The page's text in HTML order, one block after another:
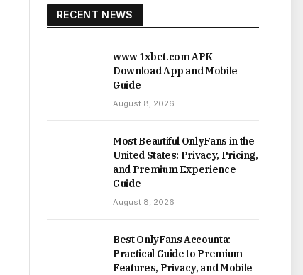
RECENT NEWS
www 1xbet.com APK
Download App and Mobile
Guide
August 8, 2026
Most Beautiful OnlyFans in the
United States: Privacy, Pricing,
and Premium Experience
Guide
August 8, 2026
Best OnlyFans Accounta:
Practical Guide to Premium
Features, Privacy, and Mobile